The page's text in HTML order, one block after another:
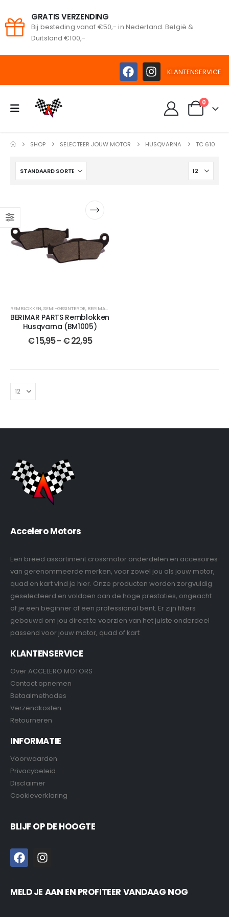
GRATIS VERZENDING
Bij besteding vanaf €50,- in Nederland. België &
Duitsland €100,-
KLANTENSERVICE
0
SHOP SELECTEER JOUW MOTOR HUSQVARNA TC 610
REMBLOKKEN,SEMI-GESINTERDE, BERIMAR PARTS
BERIMAR PARTS Remblokken
Husqvarna (BM1005)
€15,95- €22,95
Accelero Motors
Een breed assortiment crossmotor onderdelen en accesoires
van gerenommeerde merken, voor zowel jou als jouw motor,
quad en kart vind je hier. Onze producten worden zorgvuldig
geselecteerd en voldoen aan de hoge prestaties, ongeacht
of je een beginner of een professional bent. Er zijn filters
gebouwd om jou direct te voorzien van het juiste onderdeel
passend voor jouw motor, quad of kart
KLANTENSERVICE
Over ACCELERO MOTORS
Contact opnemen
Betaalmethodes
Verzendkosten
Retourneren
INFORMATIE
Voorwaarden
Privacybeleid
Disclaimer
Cookieverklaring
BLIJF OP DE HOOGTE
MELD JE AAN EN PROFITEER VANDAAG NOG